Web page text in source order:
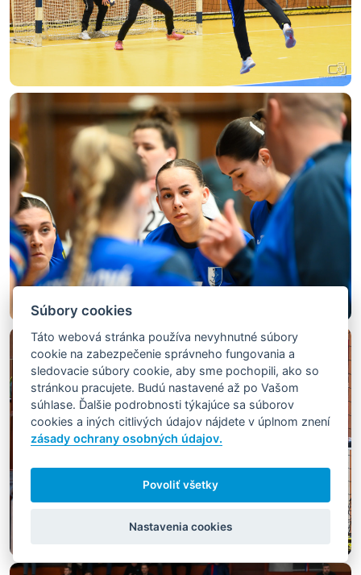
Súbory cookies
Táto webová stránka používa nevyhnutné súbory
cookie na zabezpečenie správneho fungovania a
sledovacie súbory cookie, aby sme pochopili, ako so
stránkou pracujete. Budú nastavené až po Vašom
súhlase. Ďalšie podrobnosti týkajúce sa súborov
cookies a iných citlivých údajov nájdete v úplnom znení
zásady ochrany osobných údajov.
Povoliť všetky
Nastavenia cookies